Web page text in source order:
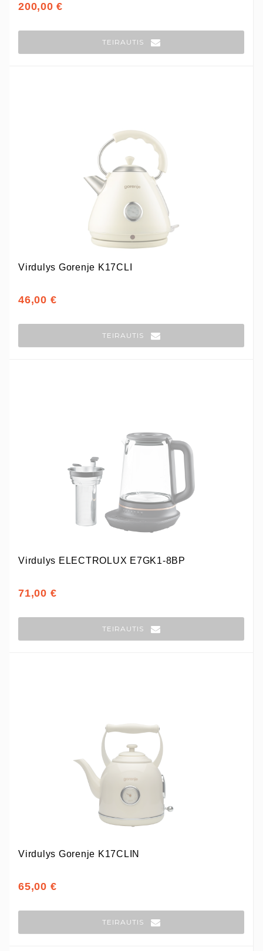
200,00 €
TEIRAUTIS
Virdulys Gorenje K17CLI
46,00 €
TEIRAUTIS
Virdulys ELECTROLUX E7GK1-8BP
71,00 €
TEIRAUTIS
Virdulys Gorenje K17CLIN
65,00 €
TEIRAUTIS